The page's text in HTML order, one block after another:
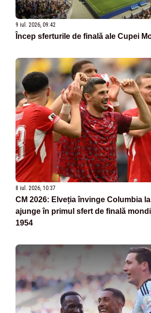
9 iul. 2026, 09:42
Încep sferturile de finală ale Cupei
8 iul. 2026, 10:37
CM 2026: Elveția învinge Columbia
ajunge în primul sfert de finală
1954